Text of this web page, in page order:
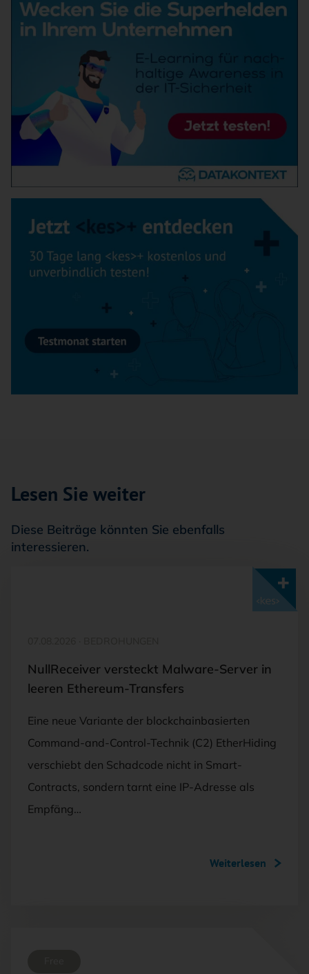
Lesen Sie weiter
Diese Beiträge könnten Sie ebenfalls
interessieren.
NullReceiver versteckt Malware-Server in
leeren Ethereum-Transfers
Eine neue Variante der blockchainbasierten
Command-and-Control-Technik (C2) EtherHiding
verschiebt den Schadcode nicht in Smart-
Contracts, sondern tarnt eine IP-Adresse als
Empfäng…
Weiterlesen